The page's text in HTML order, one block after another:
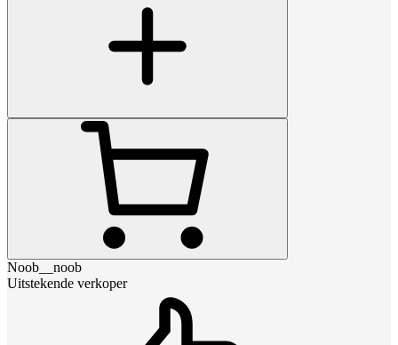
Noob__noob
Uitstekende verkoper